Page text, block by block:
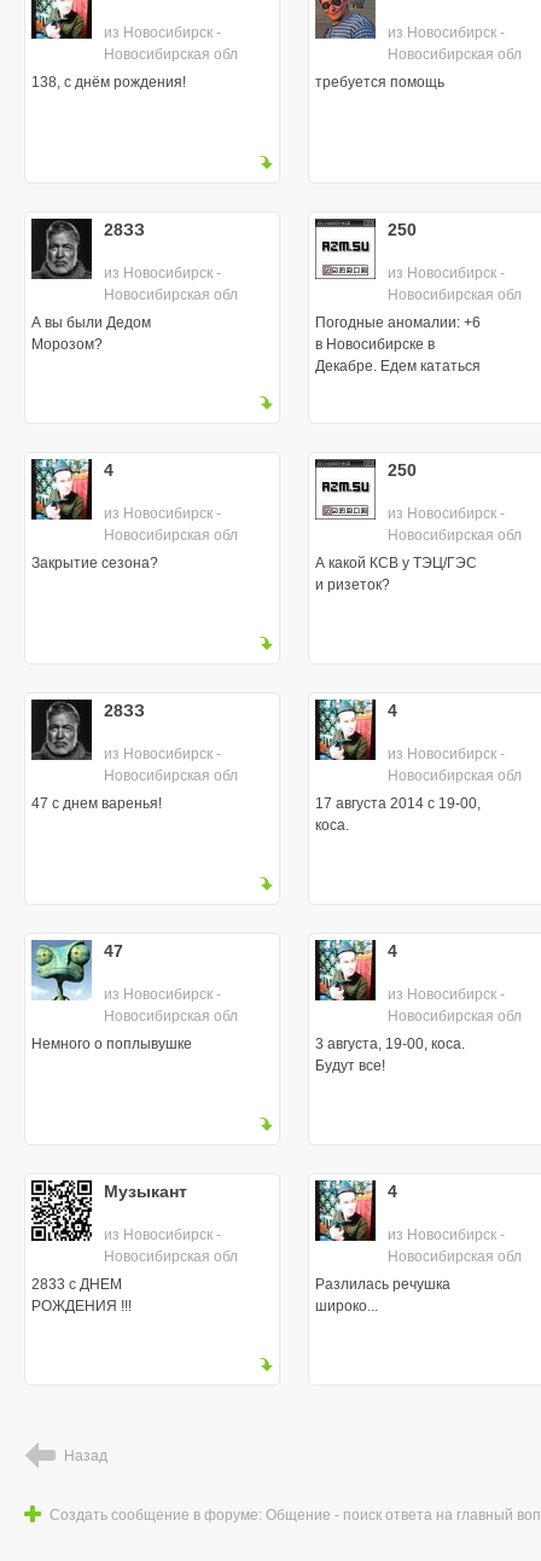
из Новосибирск -
Новосибирская обл
138, с днём рождения!
из Новосибирск -
Новосибирская обл
требуется помощь
28ЗЗ
из Новосибирск -
Новосибирская обл
А вы были Дедом
Морозом?
250
из Новосибирск -
Новосибирская обл
Погодные аномалии: +6
в Новосибирске в
Декабре. Едем кататься
4
из Новосибирск -
Новосибирская обл
Закрытие сезона?
250
из Новосибирск -
Новосибирская обл
А какой КСВ у ТЭЦ/ГЭС
и ризеток?
28ЗЗ
из Новосибирск -
Новосибирская обл
47 с днем варенья!
4
из Новосибирск -
Новосибирская обл
17 августа 2014 с 19-00,
коса.
47
из Новосибирск -
Новосибирская обл
Немного о поплывушке
4
из Новосибирск -
Новосибирская обл
3 августа, 19-00, коса.
Будут все!
Музыкант
из Новосибирск -
Новосибирская обл
2833 с ДНЕМ
РОЖДЕНИЯ !!!
4
из Новосибирск -
Новосибирская обл
Разлилась речушка
широко...
Назад
Создать сообщение в форуме: Общение - поиск ответа на главный